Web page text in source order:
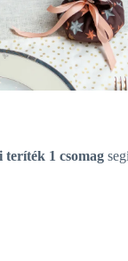
teríték 1 csomag